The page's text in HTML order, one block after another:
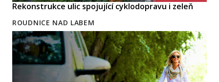
Rekonstrukce ulic spojující cyklodopravu i zeleň
ROUDNICE NAD LABEM